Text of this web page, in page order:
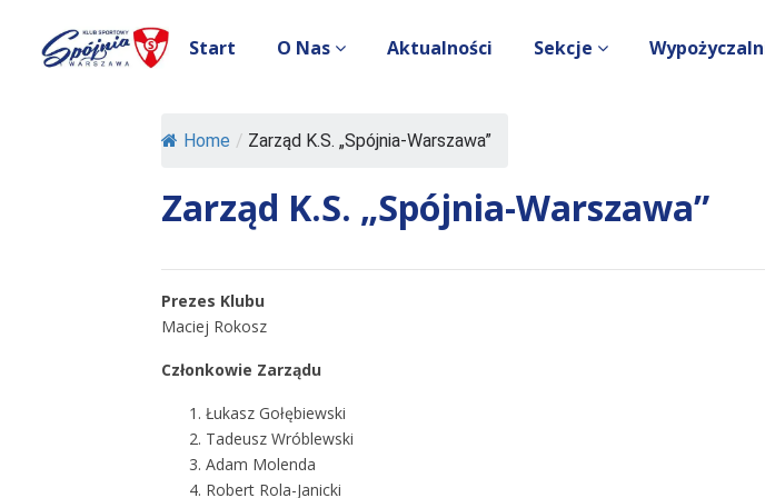
Start O Nas Aktualności Sekcje
Home / Zarząd K.S. „Spójnia-Warszawa”
Zarząd K.S. „Spójnia-Warszawa”
Prezes Klubu
Maciej Rokosz
Członkowie Zarządu
Łukasz Gołębiewski
Tadeusz Wróblewski
Adam Molenda
Robert Rola-Janicki